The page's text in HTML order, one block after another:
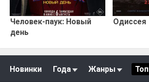
Человек-паук: Новый
день
Одиссея
Новинки Года Жанры Топ